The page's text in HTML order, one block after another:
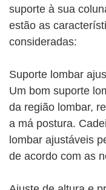
suporte à sua
estão as
consideradas:
Suporte lombar
Um bom suporte
da região lombar,
a má postura.
lombar ajustáveis
de acordo com as